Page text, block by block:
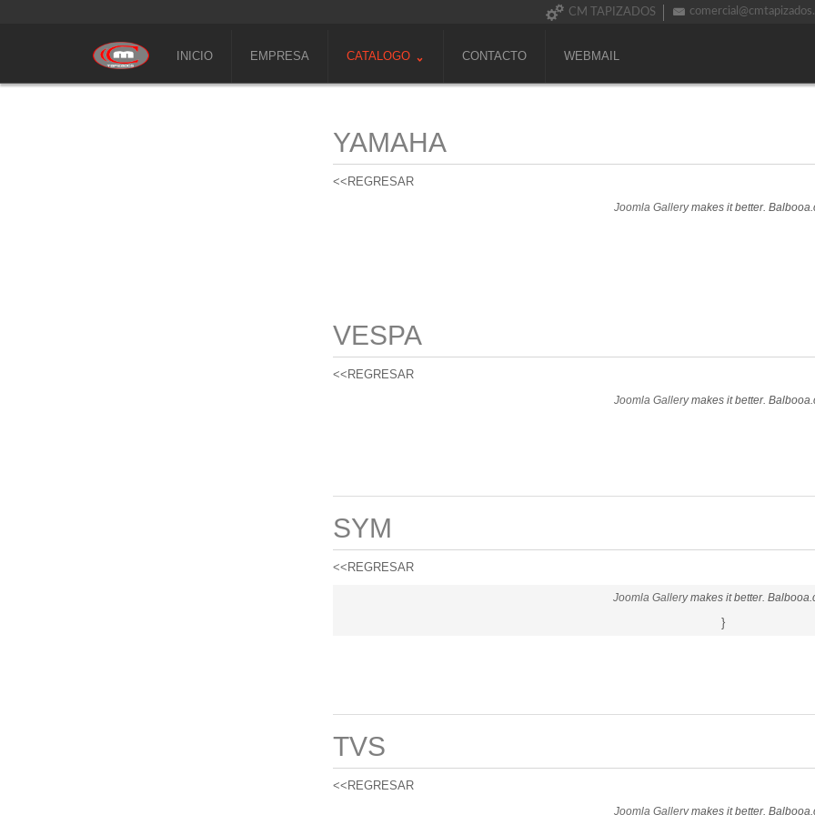
CM TAPIZADOS
INICIO EMPRESA CATALOGO CONTACTO WEBMAIL
YAMAHA
<<REGRESAR
Joomla Gallerymakes it better.
VESPA
<<REGRESAR
Joomla Gallerymakes it better.
SYM
<<REGRESAR
Joomla Gallerymakes it better.
}
TVS
<<REGRESAR
Joomla Gallerymakes it better.